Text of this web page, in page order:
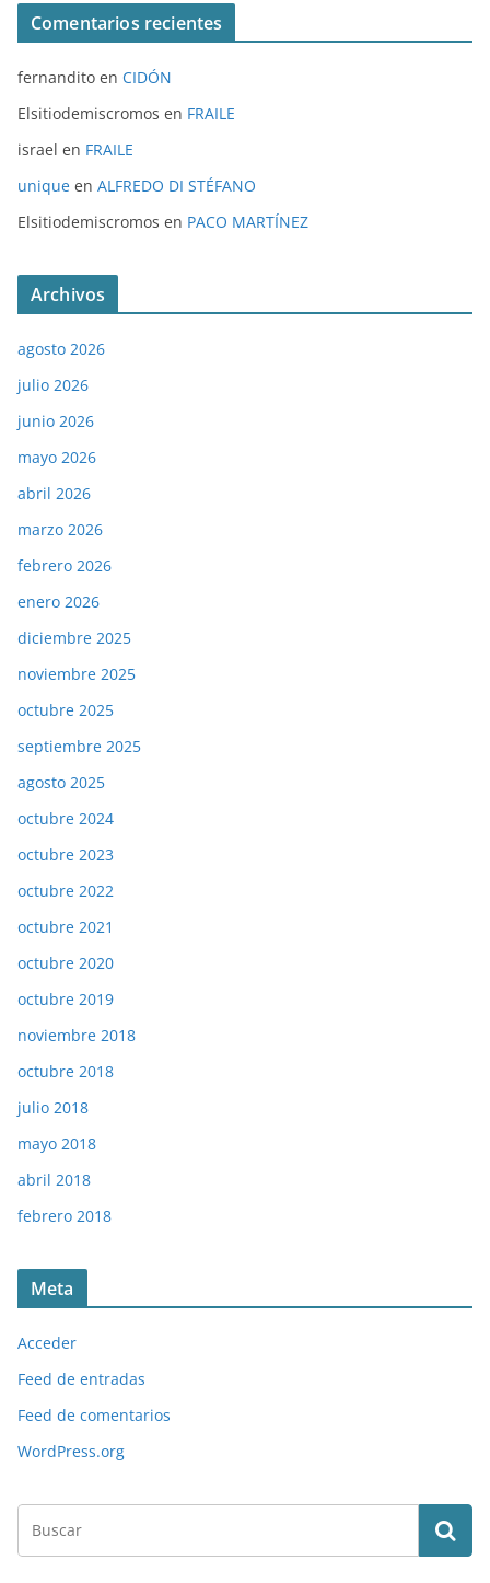
Comentarios recientes
fernandito en CIDÓN
Elsitiodemiscromos en FRAILE
israel en FRAILE
unique en ALFREDO DI STÉFANO
Elsitiodemiscromos en PACO MARTÍNEZ
Archivos
agosto 2026
julio 2026
junio 2026
mayo 2026
abril 2026
marzo 2026
febrero 2026
enero 2026
diciembre 2025
noviembre 2025
octubre 2025
septiembre 2025
agosto 2025
octubre 2024
octubre 2023
octubre 2022
octubre 2021
octubre 2020
octubre 2019
noviembre 2018
octubre 2018
julio 2018
mayo 2018
abril 2018
febrero 2018
Meta
Acceder
Feed de entradas
Feed de comentarios
WordPress.org